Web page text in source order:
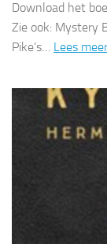
Download het
Zie ook: Mystery
Pike’s… Lees meer